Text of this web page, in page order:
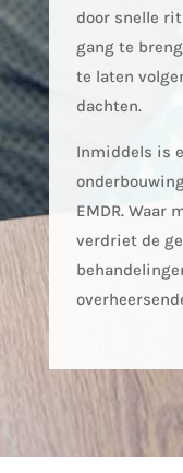
door snelle
gang te
te laten
dachten.
Inmiddels is
EMDR. Waar
verdriet de